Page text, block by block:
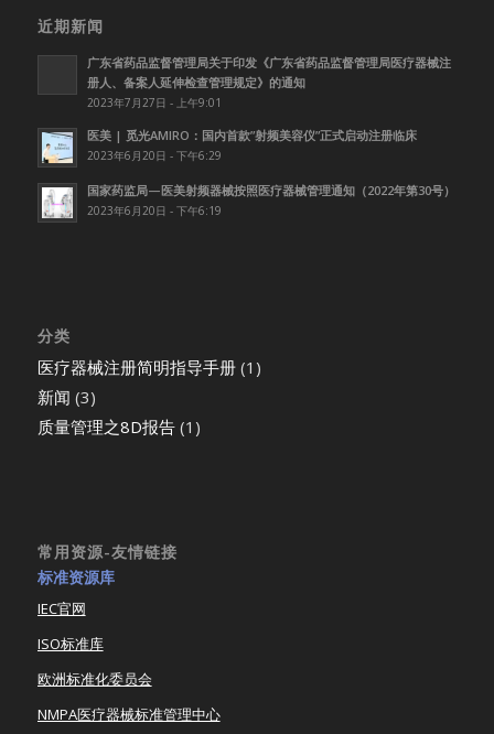
近期新闻
广东省药品监督管理局关于印发《广东省药品监督管理局医疗器械注
册人、备案人延伸检查管理规定》的通知
2023年7月27日 - 上午9:01
医美 | 觅光AMIRO：国内首款”射频美容仪”正式启动注册临床
2023年6月20日 - 下午6:29
国家药监局—医美射频器械按照医疗器械管理通知（2022年第30号）
2023年6月20日 - 下午6:19
分类
医疗器械注册简明指导手册(1)
新闻 (3)
质量管理之8D报告(1)
常用资源-友情链接
标准资源库
IEC官网
ISO标准库
欧洲标准化委员会
NMPA医疗器械标准管理中心